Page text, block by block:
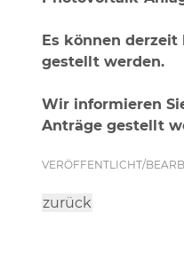
Es können
gestellt werden.
Wir informieren
Anträge gestellt
VERÖFFENTLICHT/
zurück